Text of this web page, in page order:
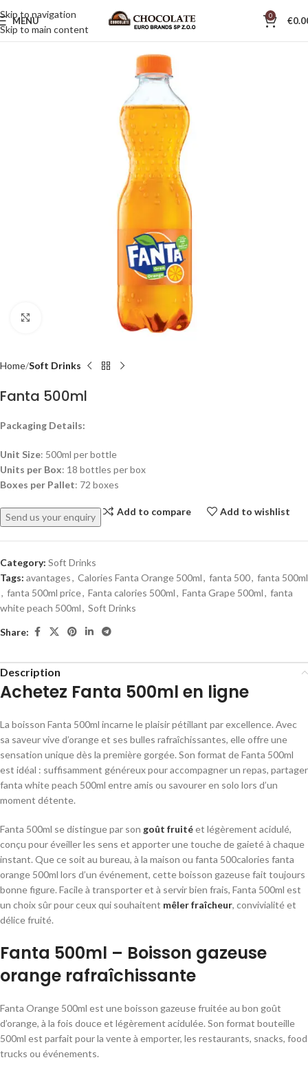
Skip to navigation
Skip to main content
MENU 0 €
Home Soft Drinks
Fanta 500ml
Packaging Details:
Unit Size: 500ml per bottle
Units per Box: 18 bottles per box
Boxes per Pallet: 72 boxes
Send us your enquiry
Add to compare Add to wishlist
Category: Soft Drinks
Tags: avantages, Calories Fanta Orange 500ml, fanta 500, fanta 500ml
, fanta 500ml price, Fanta calories 500ml, Fanta Grape 500ml, fanta
white peach 500ml, Soft Drinks
Share:
Description
Achetez Fanta 500ml en ligne
La boisson Fanta 500ml incarne le plaisir pétillant par excellence. Avec
sa saveur vive d’orange et ses bulles rafraîchissantes, elle offre une
sensation unique dès la première gorgée. Son format deFanta 500ml
est idéal : suffisamment généreux pour accompagner un repas, partager
fanta white peach 500ml entre amis ou savourer en solo lors d’un
moment détente.
Fanta 500ml se distingue par son goût fruitéet légèrement acidulé,
conçu pour éveiller les sens et apporter une touche de gaieté à chaque
instant. Que ce soit au bureau, à la maison ou fanta 500calories fanta
orange 500ml lors d’un événement, cette boisson gazeuse fait toujours
bonne figure. Facile à transporter et à servir bien frais, Fanta 500ml est
un choix sûr pour ceux qui souhaitent mêler fraîcheur, convivialité et
délice fruité.
Fanta 500ml – Boisson gazeuse
orange rafraîchissante
Fanta Orange 500ml est une boisson gazeuse fruitée au bon goût
d’orange, à la fois douce et légèrement acidulée. Son format bouteille
500ml est parfait pour la vente à emporter, les restaurants, snacks, food
trucks ou événements.